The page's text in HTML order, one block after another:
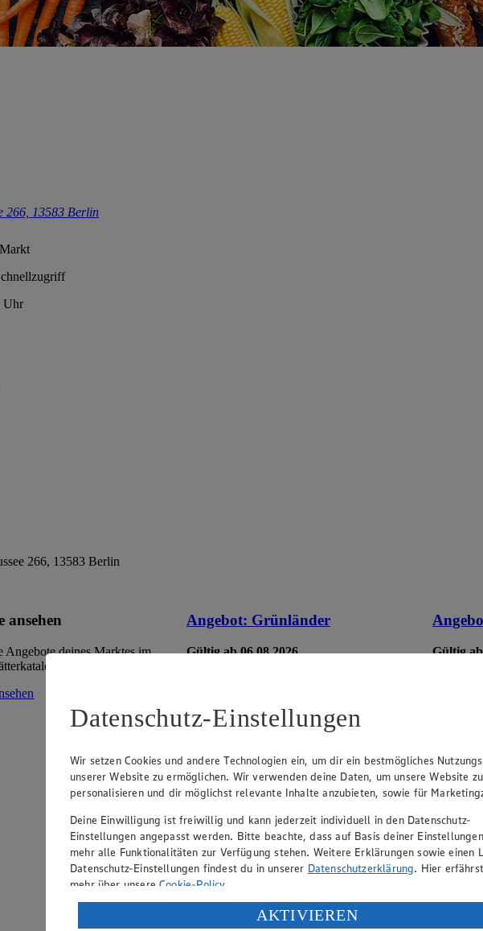
266, 13583 Berlin
Uhr
266, 13583 Berlin
ansehen
Angebote deines Marktes im
an.
Angebot: Grünländer
Gültig ab 06.08.2026
dt. Schnittkäse, in Würfeln oder Scheiben,
versch. Sorten und Fettstufen, 120/140g
Gültig
versch.
Datenschutz-Einstellungen
Wir setzen Cookies und andere Technologien ein, um dir ein bestmögliches
unserer Website zu ermöglichen. Wir verwenden deine Daten, um unsere Website zu
personalisieren und dir möglichst relevante Inhalte anzubieten, sowie für
Deine Einwilligung ist freiwillig und kann jederzeit individuell in den Datenschutz-
Einstellungen angepasst werden. Bitte beachte, dass auf Basis deiner
mehr alle Funktionalitäten zur Verfügung stehen. Weitere Erklärungen sowie einen
Datenschutz-Einstellungen findest du in unserer Datenschutzerklärung. Hier
mehr über unsereCookie-Policy.
Verarbeitung deiner personenbezogenen Daten in den USA durch Facebook und
AKTIVIEREN